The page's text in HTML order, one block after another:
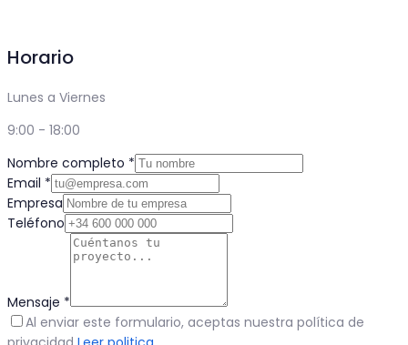
Horario
Lunes a Viernes
9:00 - 18:00
Nombre completo *
Email *
Empresa
Teléfono
Mensaje *
Al enviar este formulario, aceptas nuestra política de